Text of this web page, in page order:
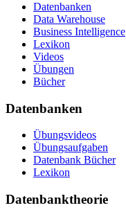
Datenbanken
Data Warehouse
Business Intelligence
Lexikon
Videos
Übungen
Bücher
Datenbanken
Übungsvideos
Übungsaufgaben
Datenbank Bücher
Lexikon
Datenbanktheorie